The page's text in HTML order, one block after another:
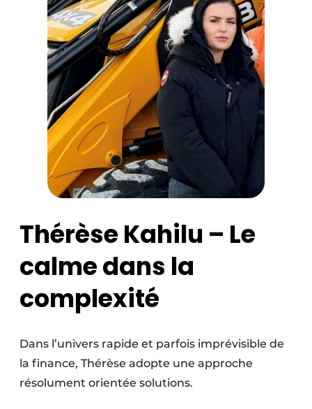
Thérèse Kahilu – Le
calme dans la
complexité
Dans l’univers rapide et parfois imprévisible de
la finance, Thérèse adopte une approche
résolument orientée solutions.